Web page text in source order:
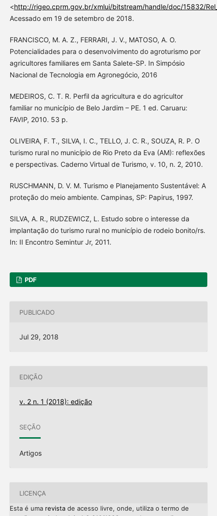
<http://rigeo.cprm.gov.br/xmlui/bitstream/handle/doc/15832/
Acessado em 19 de setembro de 2018.
FRANCISCO, M. A. Z., FERRARI, J. V., MATOSO, A. O.
Potencialidades para o desenvolvimento do agroturismo por
agricultores familiares em Santa Salete-SP. In Simpósio
Nacional de Tecnologia em Agronegócio, 2016
MEDEIROS, C. T. R. Perfil da agricultura e do agricultor
familiar no município de Belo Jardim – PE. 1 ed. Caruaru:
FAVIP, 2010. 53 p.
OLIVEIRA, F. T., SILVA, I. C., TELLO, J. C. R., SOUZA, R. P. O
turismo rural no município de Rio Preto da Eva (AM): reflexões
e perspectivas. Caderno Virtual de Turismo, v. 10, n. 2, 2010.
RUSCHMANN, D. V. M. Turismo e Planejamento Sustentável: A
proteção do meio ambiente. Campinas, SP: Papirus, 1997.
SILVA, A. R., RUDZEWICZ, L. Estudo sobre o interesse da
implantação do turismo rural no município de rodeio bonito/rs.
In: II Encontro Semintur Jr, 2011.
PDF
PUBLICADO
Jul 29, 2018
EDIÇÃO
v. 2 n. 1 (2018): edição
SEÇÃO
Artigos
LICENÇA
Esta é uma revistade acesso livre, onde, utiliza o termo de